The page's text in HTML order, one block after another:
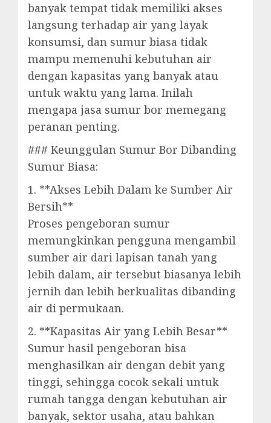
banyak tempat tidak memiliki akses
langsung terhadap air yang layak
konsumsi, dan sumur biasa tidak
mampu memenuhi kebutuhan air
dengan kapasitas yang banyak atau
untuk waktu yang lama. Inilah
mengapa jasa sumur bor memegang
peranan penting.
### Keunggulan Sumur Bor Dibanding
Sumur Biasa:
1. **Akses Lebih Dalam ke Sumber Air
Bersih**
Proses pengeboran sumur
memungkinkan pengguna mengambil
sumber air dari lapisan tanah yang
lebih dalam, air tersebut biasanya lebih
jernih dan lebih berkualitas dibanding
air di permukaan.
2. **Kapasitas Air yang Lebih Besar**
Sumur hasil pengeboran bisa
menghasilkan air dengan debit yang
tinggi, sehingga cocok sekali untuk
rumah tangga dengan kebutuhan air
banyak, sektor usaha, atau bahkan